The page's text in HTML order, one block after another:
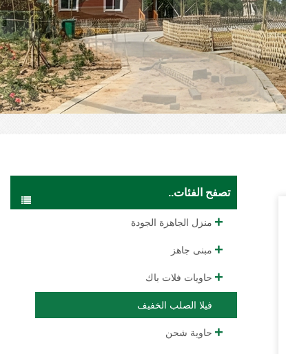
تصفح الفئات..
منزل الجاهزة الجودة
مبنى جاهز
حاويات فلات باك
فيلا الصلب الخفيف
حاوية شحن